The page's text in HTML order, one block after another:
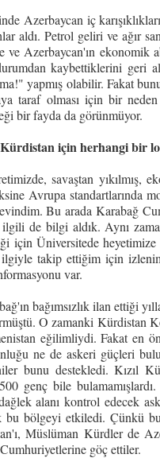
Azerbaycan iç
aldı. Petrol geliri ve ağır
Azerbaycan'ın ekonomik
kaybettiklerini geri
yapmış olabilir. Fakat
taraf olması için bir
bir fayda da görünmüyor.
için herhangi bir
savaştan yıkılmış,
Avrupa standartlarında
Bu arada Karabağ
de bilgi aldık. Aynı
için Üniversitede
takip ettiğim için
var.
bağımsızlık ilan ettiği
O zamanki Kürdistan
eğilimliydi. Fakat en
ne de askeri güçleri
bunu destekledi. Kızıl
genç bile
alanı kontrol edecek
bu bölgeyi etkiledi. Çünkü
Müslüman Kürdler de
göç ettiler.